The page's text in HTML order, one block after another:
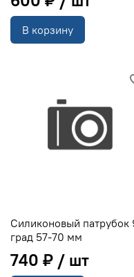
В корзину
Силиконовый патрубок
град 57-70 мм
740 ₽